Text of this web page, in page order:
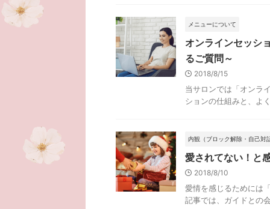
メニューについて
オンラインセッシ
るご質問～
2018/8/15
当サロンでは「オンラ
ションの仕組みと、よ
内観（ブロック解除・自己対
愛されてない！と
2018/8/10
愛情を感じるためには
記事では、ガイドとの